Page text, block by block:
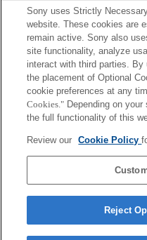
NEX-EA50
NEX-EA50
MPC-2610
BURANO
Sony uses Strictly
website. These cookies are
remain active. Sony also
site functionality, analyze
interact with third parties.
the placement of Optional
cookie preferences at any
Cookies." Depending on
the full functionality of this
Review our Cookie Policy
Reject